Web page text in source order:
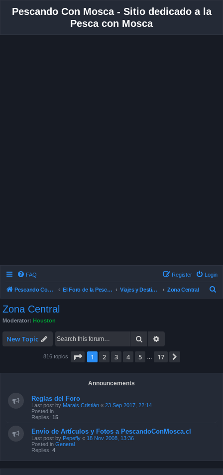
Pescando Con Mosca - Sitio dedicado a la
Pesca con Mosca
FAQ Login
Register
Pescando Con Mosca El Foro de la Pesca con Mosca en Chile Viajes y Destinos de Pesca Zona Central
Zona Central
Moderator: Houston
New Topic Search
816 topics Page 1of 17
1 2 3 4 5 17
Announcements
Reglas del Foro
Last post by Marais Cristián « 23 Sep 2017, 22:14
Posted in
Replies: 15
Envío de Artículos y Fotos a PescandoConMosca.cl
Last post by Pepefly « 18 Nov 2008, 13:36
Posted in General
Replies: 4